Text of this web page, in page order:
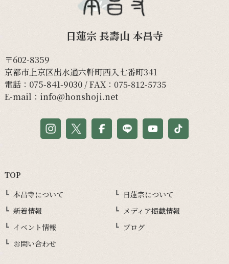
日蓮宗 長壽山 本昌寺
〒602-8359
京都市上京区出水通六軒町西入七番町341
電話： 075-841-9030/ FAX：075-812-5735
E-mail： info@honshoji.net
TOP
本昌寺について
日蓮宗について
新着情報
メディア掲載情報
イベント情報
ブログ
お問い合わせ